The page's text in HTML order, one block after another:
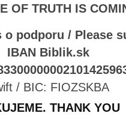
OF TRUTH IS
o podporu / Please
IBAN Biblik.sk
/ BIC: FIOZSKBA
THANK YOU